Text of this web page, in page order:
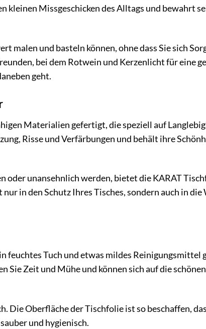
kleinen Missgeschicken des Alltags und bewahrt
malen und basteln können, ohne dass Sie sich
bei dem Rotwein und Kerzenlicht für eine
geht.
Materialien gefertigt, die speziell auf
Risse und Verfärbungen und behält ihre
oder unansehnlich werden, bietet die KARAT
in den Schutz Ihres Tisches, sondern auch in
Tuch und etwas mildes Reinigungsmittel
Zeit und Mühe und können sich auf die
Oberfläche der Tischfolie ist so beschaffen,
und hygienisch.